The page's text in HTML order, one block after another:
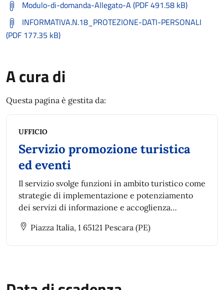
Modulo-di-domanda-Allegato-A (PDF 491.58 kB)
INFORMATIVA.N.18_PROTEZIONE-DATI-PERSONALI
(PDF 177.35 kB)
A cura di
Questa pagina è gestita da:
UFFICIO
Servizio promozione turistica
ed eventi
Il servizio svolge funzioni in ambito turistico come
strategie di implementazione e potenziamento
dei servizi di informazione e accoglienza
turistica, pianificazione, progettazione e
attuazione di progetti di promozione turistica
Piazza Italia, 1 65121 Pescara (PE)